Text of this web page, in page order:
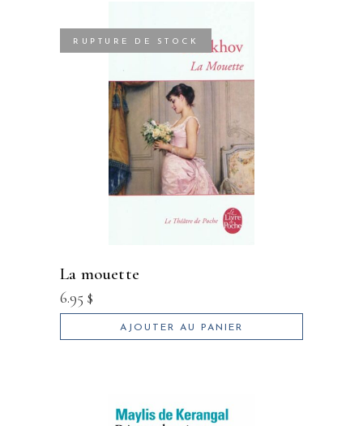
RUPTURE DE STOCK
la mouette
6.95 $
AJOUTER AU PANIER